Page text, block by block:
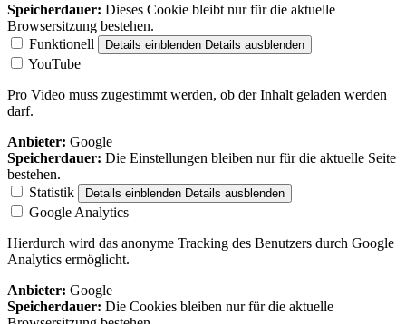
Speicherdauer: Dieses Cookie bleibt nur für die aktuelle
Browsersitzung bestehen.
Funktionell
Details einblenden Details ausblenden
YouTube
Pro Video muss zugestimmt werden, ob der Inhalt geladen werden
darf.
Anbieter: Google
Speicherdauer: Die Einstellungen bleiben nur für die aktuelle Seite
bestehen.
Statistik
Details einblenden Details ausblenden
Google Analytics
Hierdurch wird das anonyme Tracking des Benutzers durch Google
Analytics ermöglicht.
Anbieter: Google
Speicherdauer: Die Cookies bleiben nur für die aktuelle